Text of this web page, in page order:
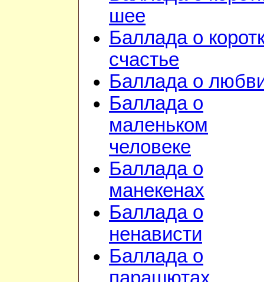
шее
Баллада о
счастье
Баллада о
Баллада о
маленьком
человеке
Баллада о
манекенах
Баллада о
ненависти
Баллада о